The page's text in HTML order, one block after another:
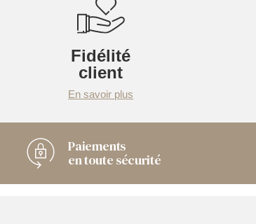
Fidélité
client
En savoir plus
Paiements
en toute sécurité